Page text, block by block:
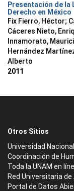
Presentación de la
Derecho en México
Fix Fierro, Héctor;
Cáceres Nieto,
Innamorato,
Hernández
Alberto
2011
Otros Sitios
Universidad
Coordinación de
Toda la UNAM en
Red Universitaria
Portal de Datos